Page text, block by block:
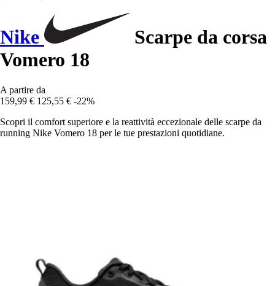
Nike
Scarpe da corsa
Vomero 18
A partire da
159,99 € 125,55 € -22%
Scopri il comfort superiore e la reattività eccezionale delle scarpe da
running Nike Vomero 18 per le tue prestazioni quotidiane.